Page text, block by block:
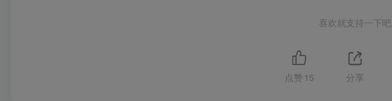
喜欢就支持一下吧
点赞 15 分享